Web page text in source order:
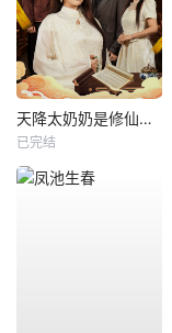
天降太奶奶是修仙老祖
已完结